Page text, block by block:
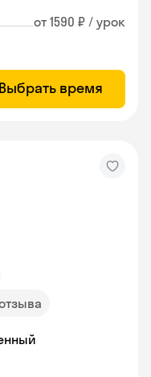
от 1590 ₽ / урок
Выбрать время